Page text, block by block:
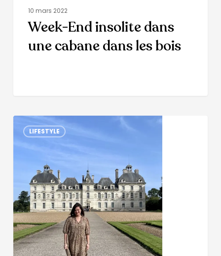
10 mars 2022
Week-End insolite dans
une cabane dans les bois
LIFESTYLE